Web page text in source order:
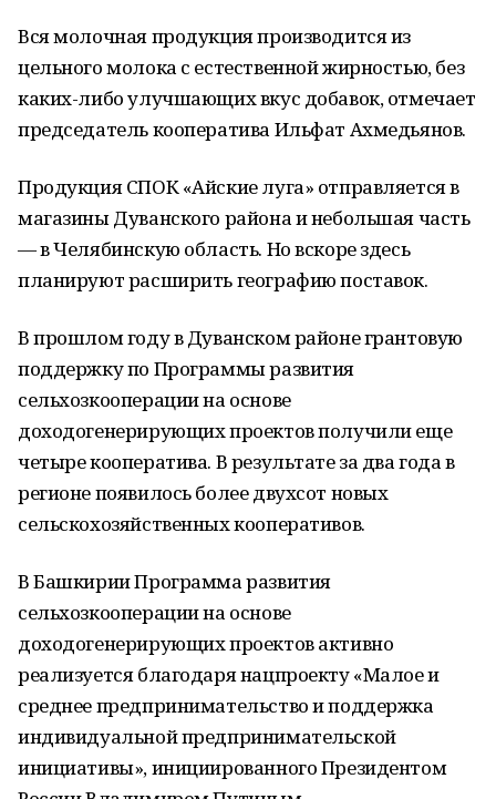
Вся молочная продукция производится из
цельного молока с естественной жирностью, без
каких-либо улучшающих вкус добавок, отмечает
председатель кооператива Ильфат Ахмедьянов.
Продукция СПОК «Айские луга» отправляется в
магазины Дуванского района и небольшая часть
— в Челябинскую область. Но вскоре здесь
планируют расширить географию поставок.
В прошлом году в Дуванском районе грантовую
поддержку по Программы развития
сельхозкооперации на основе
доходогенерирующих проектов получили еще
четыре кооператива. В результате за два года в
регионе появилось более двухсот новых
сельскохозяйственных кооперативов.
В Башкирии Программа развития
сельхозкооперации на основе
доходогенерирующих проектов активно
реализуется благодаря нацпроекту «Малое и
среднее предпринимательство и поддержка
индивидуальной предпринимательской
инициативы», инициированного Президентом